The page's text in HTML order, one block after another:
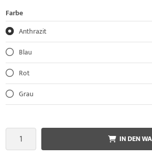
Farbe
Anthrazit
Blau
Rot
Grau
IN DEN